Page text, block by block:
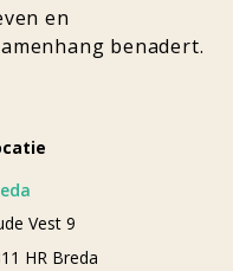
en
benadert.
Vest 9
HR Breda